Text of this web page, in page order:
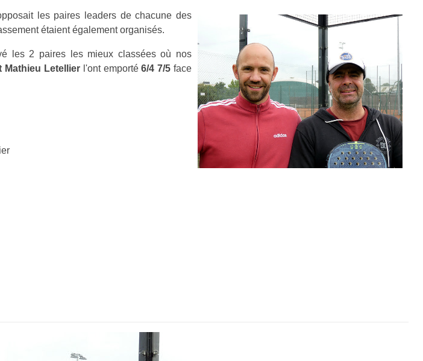
les paires leaders de chacune des
étaient également organisés.
les 2 paires les mieux classées où nos
Mathieu Letellier l'ont emporté6/4 7/5 face